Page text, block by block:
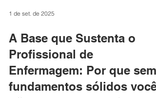
1 de set. de 2025
A Base que Sustenta o
Profissional de